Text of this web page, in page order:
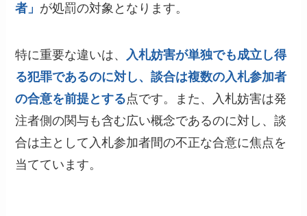
者」 が処罰の対象となります。
特に重要な違いは、
入札妨害が単独でも成立し得
る犯罪であるのに対し、談合は複数の入札参加者
の合意を前提とする点です。また、入札妨害は発
注者側の関与も含む広い概念であるのに対し、談
合は主として入札参加者間の不正な合意に焦点を
当てています。